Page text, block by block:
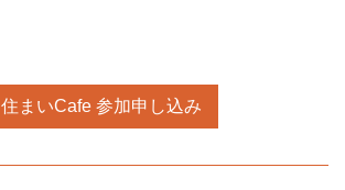
住まいCafe 参加申し込み